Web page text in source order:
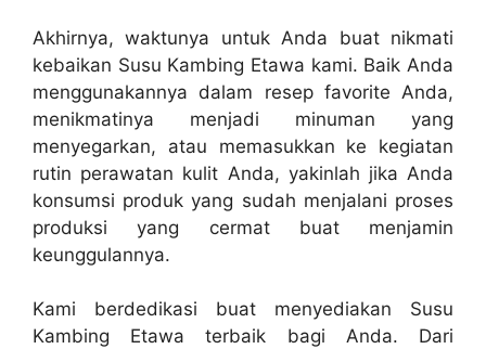
Akhirnya, waktunya untuk Anda buat nikmati
kebaikan Susu Kambing Etawa kami. Baik Anda
menggunakannya dalam resep favorite Anda,
menikmatinya menjadi minuman yang
menyegarkan, atau memasukkan ke kegiatan
rutin perawatan kulit Anda, yakinlah jika Anda
konsumsi produk yang sudah menjalani proses
produksi yang cermat buat menjamin
keunggulannya.
Kami berdedikasi buat menyediakan Susu
Kambing Etawa terbaik bagi Anda. Dari